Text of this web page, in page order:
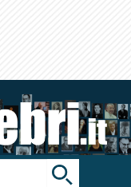
Toggle
search
bar